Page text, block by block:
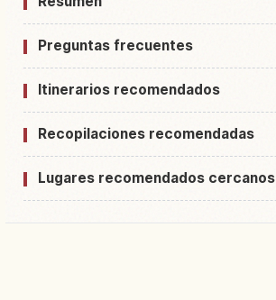
Preguntas frecuentes
Itinerarios recomendados
Recopilaciones recomendadas
Lugares recomendados cercanos